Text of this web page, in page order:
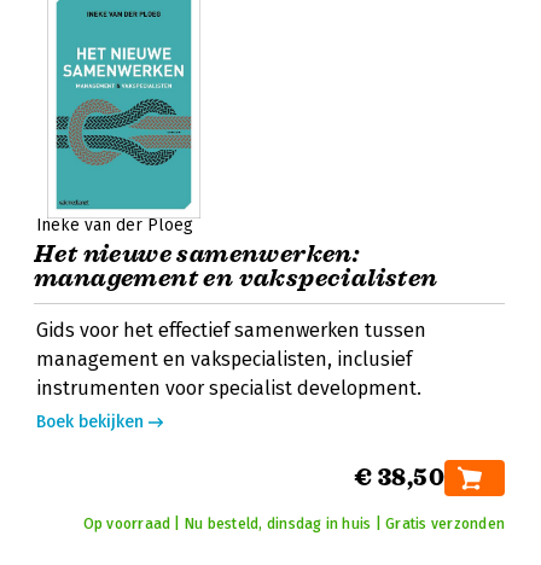
Ineke van der Ploeg
Het nieuwe samenwerken:
management en vakspecialisten
Gids voor het effectief samenwerken tussen
management en vakspecialisten, inclusief
instrumenten voor specialist development.
Boek bekijken
€ 38,50
Op voorraad | Nu besteld, dinsdag in huis | Gratis verzonden